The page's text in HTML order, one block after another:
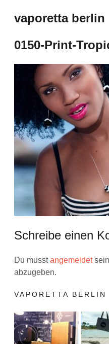
Inhalt
vaporetta berlin
0150-Print-
Schreibe einen
Du musstangemeldet
abzugeben.
VAPORETTA BERLIN